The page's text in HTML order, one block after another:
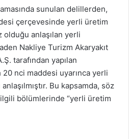
sunulan delillerden,
çerçevesinde yerli üretim
olduğu anlaşılan yerli
Nakliye Turizm Akaryakıt
tarafından yapılan
nci maddesi uyarınca yerli
anlaşılmıştır. Bu kapsamda, söz
bölümlerinde “yerli üretim